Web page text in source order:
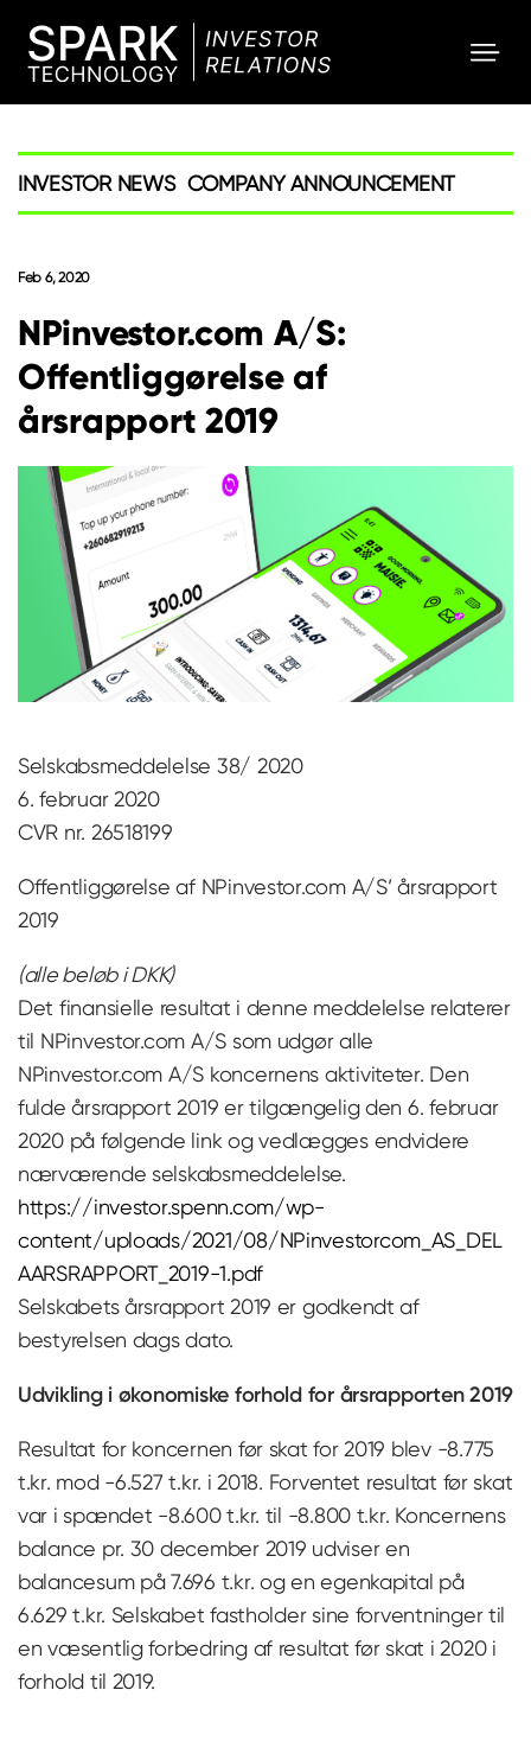
INVESTOR NEWS COMPANY ANNOUNCEMENT
Feb 6, 2020
NPinvestor.com A/S:
Offentliggørelse af
årsrapport 2019
Selskabsmeddelelse 38/ 2020
6. februar 2020
CVR nr. 26518199
Offentliggørelse af NPinvestor.com A/S’ årsrapport
2019
(alle beløb i DKK)
Det finansielle resultat i denne meddelelse relaterer
til NPinvestor.com A/S som udgør alle
NPinvestor.com A/S koncernens aktiviteter. Den
fulde årsrapport 2019 er tilgængelig den 6. februar
2020 på følgende link og vedlægges endvidere
nærværende selskabsmeddelelse.
https://investor.spenn.com/wp-
content/uploads/2021/08/NPinvestorcom_AS_DEL
AARSRAPPORT_2019-1.pdf
Selskabets årsrapport 2019 er godkendt af
bestyrelsen dags dato.
Udvikling i økonomiske forhold for årsrapporten 2019
Resultat for koncernen før skat for 2019 blev -8.775
t.kr. mod -6.527 t.kr. i 2018. Forventet resultat før skat
var i spændet -8.600 t.kr. til -8.800 t.kr. Koncernens
balance pr. 30 december 2019 udviser en
balancesum på 7.696 t.kr. og en egenkapital på
6.629 t.kr. Selskabet fastholder sine forventninger til
en væsentlig forbedring af resultat før skat i 2020 i
forhold til 2019.